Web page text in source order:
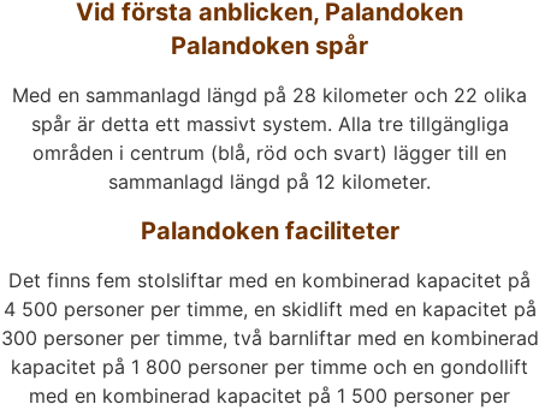
Vid första anblicken, Palandoken
Palandoken spår
Med en sammanlagd längd på 28 kilometer och 22 olika
spår är detta ett massivt system. Alla tre tillgängliga
områden i centrum (blå, röd och svart) lägger till en
sammanlagd längd på 12 kilometer.
Palandoken faciliteter
Det finns fem stolsliftar med en kombinerad kapacitet på
4 500 personer per timme, en skidlift med en kapacitet på
300 personer per timme, två barnliftar med en kombinerad
kapacitet på 1 800 personer per timme och en gondollift
med en kombinerad kapacitet på 1 500 personer per